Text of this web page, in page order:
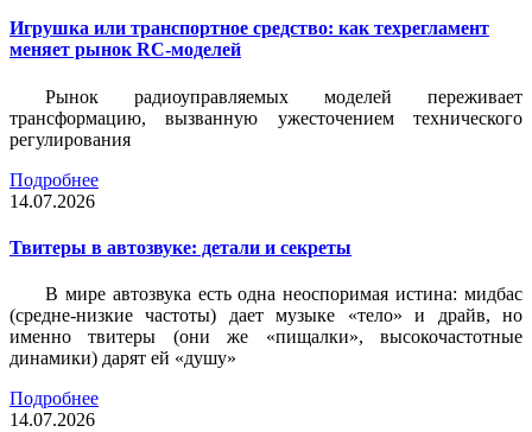
Игрушка или транспортное средство: как техрегламент
меняет рынок RC-моделей
Рынок радиоуправляемых моделей переживает
трансформацию, вызванную ужесточением технического
регулирования
Подробнее
14.07.2026
Твитеры в автозвуке: детали и секреты
В мире автозвука есть одна неоспоримая истина: мидбас
(средне-низкие частоты) дает музыке «тело» и драйв, но
именно твитеры (они же «пищалки», высокочастотные
динамики) дарят ей «душу»
Подробнее
14.07.2026